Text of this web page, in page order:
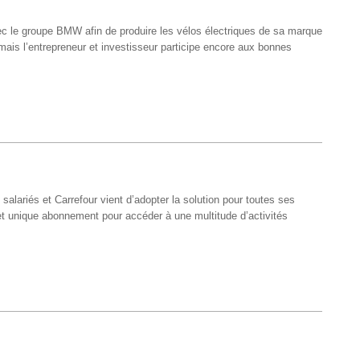
le groupe BMW afin de produire les vélos électriques de sa marque
l’entrepreneur et investisseur participe encore aux bonnes
et Carrefour vient d’adopter la solution pour toutes ses
abonnement pour accéder à une multitude d’activités